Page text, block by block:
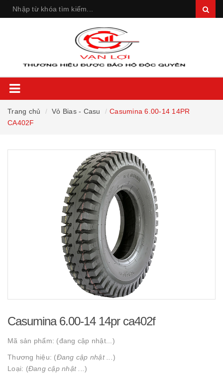
Trang chủ Vỏ Bias - Casu
Casumina 6.00-14 14PR
CA402F
Casumina 6.00-14 14pr ca402f
Mã sản phẩm: (đang cập nhật...)
Thương hiệu: (Đang cập nhật ... )
Loại: (Đang cập nhật ... )